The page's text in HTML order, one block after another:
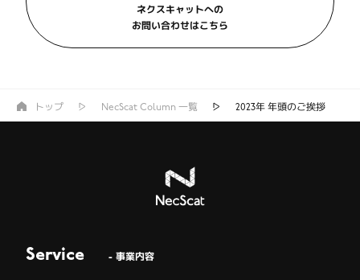
トップ NecScat Column 一覧 2023年 年頭のご挨拶
ネクスキャットへの
お問い合わせはこちら
Service - 事業内容